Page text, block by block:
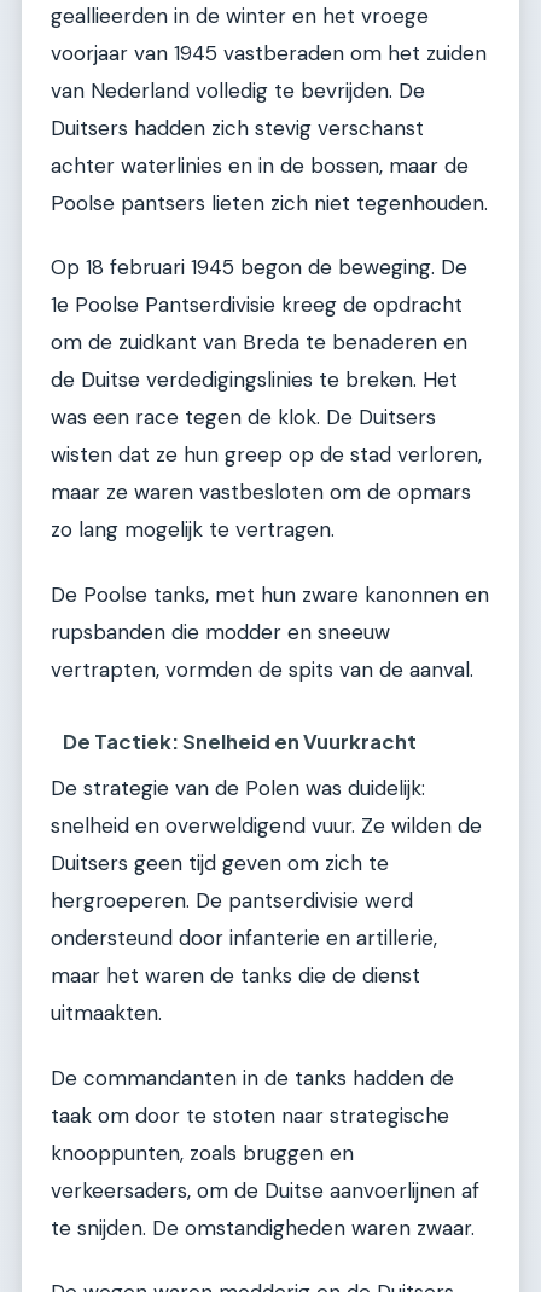
geallieerden in de winter en het vroege
voorjaar van 1945 vastberaden om het zuiden
van Nederland volledig te bevrijden. De
Duitsers hadden zich stevig verschanst
achter waterlinies en in de bossen, maar de
Poolse pantsers lieten zich niet tegenhouden.
Op 18 februari 1945 begon de beweging. De
1e Poolse Pantserdivisie kreeg de opdracht
om de zuidkant van Breda te benaderen en
de Duitse verdedigingslinies te breken. Het
was een race tegen de klok. De Duitsers
wisten dat ze hun greep op de stad verloren,
maar ze waren vastbesloten om de opmars
zo lang mogelijk te vertragen.
De Poolse tanks, met hun zware kanonnen en
rupsbanden die modder en sneeuw
vertrapten, vormden de spits van de aanval.
De Tactiek: Snelheid en Vuurkracht
De strategie van de Polen was duidelijk:
snelheid en overweldigend vuur. Ze wilden de
Duitsers geen tijd geven om zich te
hergroeperen. De pantserdivisie werd
ondersteund door infanterie en artillerie,
maar het waren de tanks die de dienst
uitmaakten.
De commandanten in de tanks hadden de
taak om door te stoten naar strategische
knooppunten, zoals bruggen en
verkeersaders, om de Duitse aanvoerlijnen af
te snijden. De omstandigheden waren zwaar.